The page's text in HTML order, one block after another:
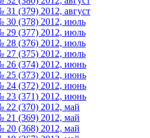
31 (379) 2012, август
30 (378) 2012, июль
29 (377) 2012, июль
28 (376) 2012, июль
27 (375) 2012, июль
26 (374) 2012, июнь
25 (373) 2012, июнь
24 (372) 2012, июнь
23 (371) 2012, июнь
22 (370) 2012, май
21 (369) 2012, май
20 (368) 2012, май